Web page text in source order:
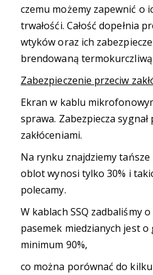
czemu możemy zapewnić o
trwałośći. Całość dopełnia
wtyków oraz ich
brendowaną termokurczliwą
Zabezpieczenie przeciw
Ekran w kablu
sprawa. Zabezpiecza
zakłóceniami.
Na rynku znajdziemy
oblot wynosi tylko 30% i
polecamy.
W kablach SSQ zadbaliśmy
pasemek miedzianych jest o
minimum 90%,
co można porównać do